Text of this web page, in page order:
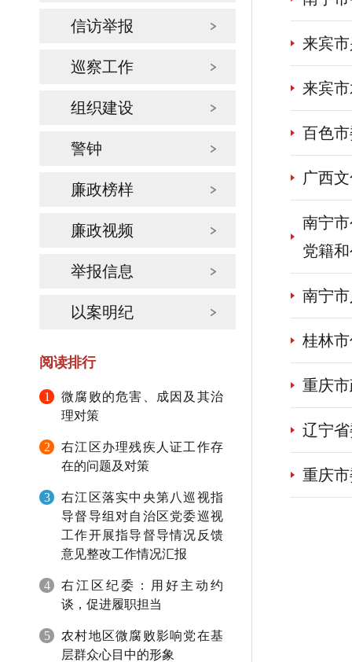
信访举报
巡察工作
组织建设
警钟
廉政榜样
廉政视频
举报信息
以案明纪
阅读排行
1
微腐败的危害、成因及其治
理对策
2
右江区办理残疾人证工作存
在的问题及对策
3
右江区落实中央第八巡视指
导督导组对自治区党委巡视
工作开展指导督导情况反馈
意见整改工作情况汇报
4
右江区纪委：用好主动约
谈，促进履职担当
5
农村地区微腐败影响党在基
层群众心目中的形象
来宾
来宾
百色
广西
南宁
党籍
南宁
桂林
重庆
辽宁
重庆